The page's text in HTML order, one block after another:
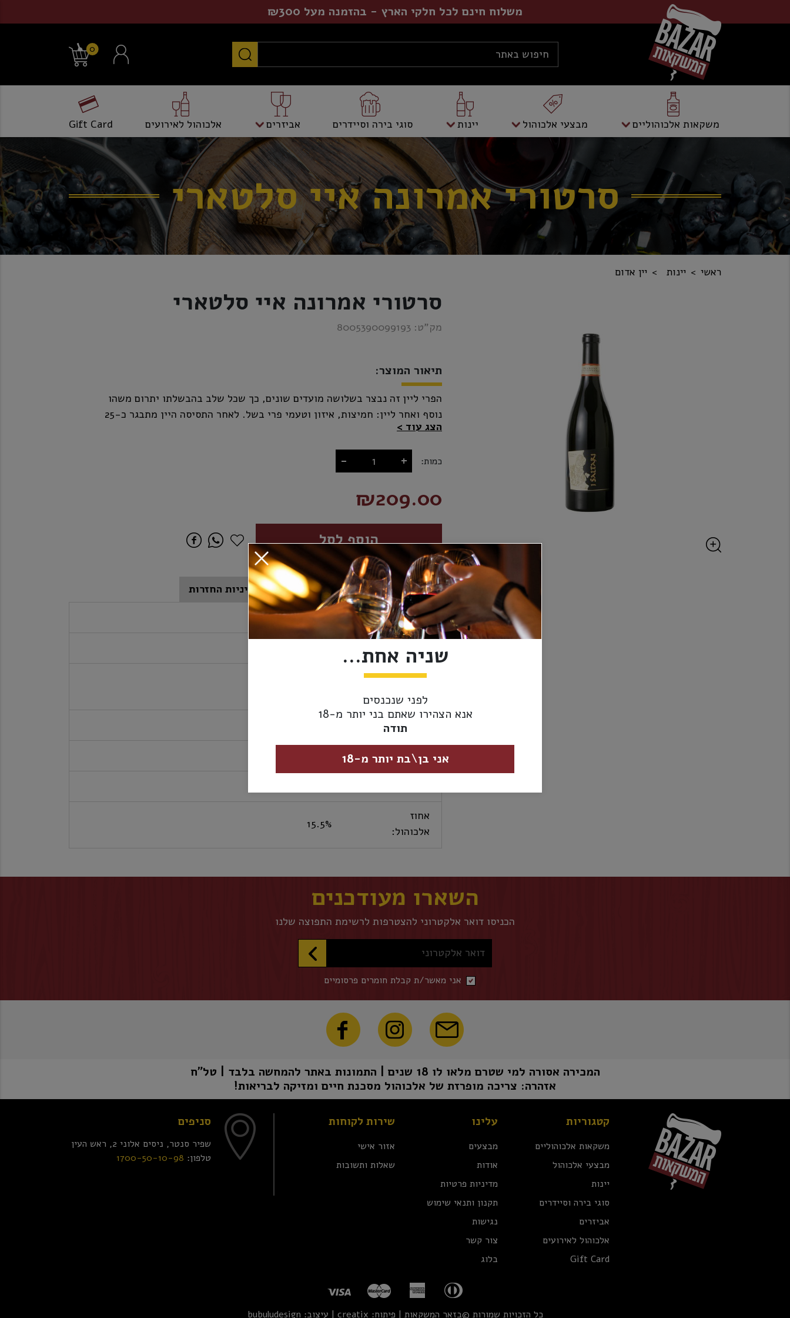
משלוח חינם לכל חלקי הארץ - בהזמנה מעל ₪300
0
משקאות אלכוהוליים מבצעי אלכוהול יינות סוגי בירה וסיידרים אביזרים אלכוהול לאירועים Gift Card
סרטורי אמרונה איי סלטארי
ראשי יינות יין אדום
סרטורי אמרונה איי סלטארי
מק”ט: 8005390099193
תיאור המוצר:
הפרי ליין זה נבצר בשלושה מועדים שונים, כך שכל שלב בהבשלתו יתרום משהו
נוסף ואחר ליין: חמיצות, איזון וטעמי פרי בשל. לאחר התסיסה היין מתבגר כ-25
חודש בחביות והתוצאה היא אמרונה מאוזן ועשיר, עם מורכבות מצוינת.
הצג עוד
כמות: - +
₪209.00
הוסף לסל
מידע נוסף אספקה ומשלוחים
מדיניות החזרות
ארץ יצור:
איטליה
סוג יין -
צבע:
מידת יובש:
כשרות:
אחוז
אלכוהול:
15.5%
השארו מעודכנים
הכניסו דואר אלקטרוני להצטרפות לרשימת התפוצה שלנו
דואר אלקטרוני
אני מאשר/ת קבלת חומרים פרסומיים
המכירה אסורה למי שטרם מלאו לו 18 שנים | התמונות באתר להמחשה בלבד | טל"ח
אזהרה: צריכה מופרזת של אלכוהול מסכנת חיים ומזיקה לבריאות!
קטגוריות
משקאות אלכוהוליים
מבצעי אלכוהול
יינות
סוגי בירה וסיידרים
אביזרים
אלכוהול לאירועים
Gift Card
עלינו
מבצעים
אודות
מדיניות פרטיות
תקנון ותנאי שימוש
נגישות
צור קשר
בלוג
שירות לקוחות
אזור אישי
שאלות ותשובות
סניפים
שפיר סנטר, ניסים אלוני 2, ראש העין
טלפון: 1700-50-10-98
כל הזכויות שמורות ©בזאר המשקאות | פיתוח: creatix | עיצוב: bubuludesign
שניה אחת...
לפני שנכנסים
אנא הצהירו שאתם בני יותר מ-18
תודה
אני בן\בת יותר מ-18